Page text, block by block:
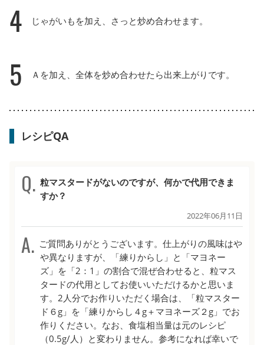
4 じゃがいもを加え、さっと炒め合わせます。
5 Ａを加え、全体を炒め合わせたら出来上がりです。
レシピQA
粒マスタードがないのですが、何かで代用できま
すか？
2022年06月11日
ご質問ありがとうございます。仕上がりの風味はや
や異なりますが、「練りからし」と「マヨネー
ズ」を「2：1」の割合で混ぜ合わせると、粒マス
タードの代用としてお使いいただけるかと思いま
す。2人分でお作りいただく場合は、「粒マスター
ド６g」を「練りからし４g＋マヨネーズ２g」でお
作りください。なお、食塩相当量は元のレシピ
（0.5g/人）と変わりません。参考になれば幸いで